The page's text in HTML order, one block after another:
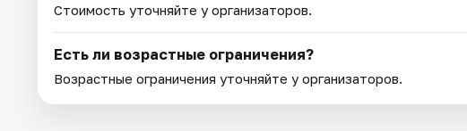
Стоимость уточняйте у организаторов.
Есть ли возрастные ограничения?
Возрастные ограничения уточняйте у организаторов.